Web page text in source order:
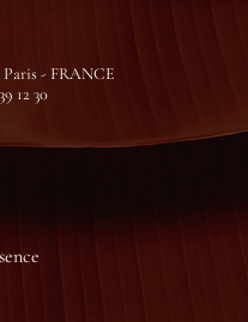
Paris - FRANCE
12 30